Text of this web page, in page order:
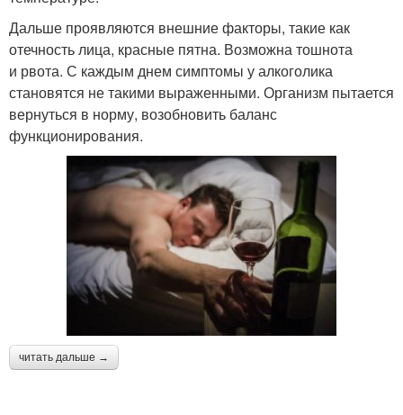
Дальше проявляются внешние факторы, такие как
отечность лица, красные пятна. Возможна тошнота
и рвота. С каждым днем симптомы у алкоголика
становятся не такими выраженными. Организм пытается
вернуться в норму, возобновить баланс
функционирования.
читать дальше →